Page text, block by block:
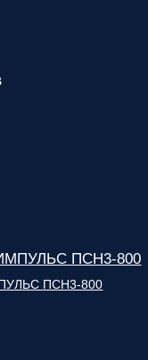
ИМПУЛЬС ПСН3-800